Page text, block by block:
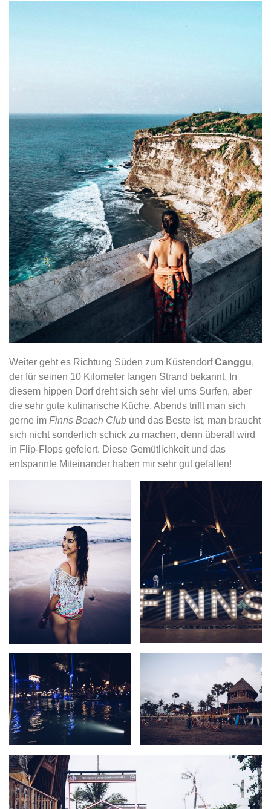
Weiter geht es Richtung Süden zum KüstendorfCanggu,
der für seinen 10 Kilometer langen Strand bekannt. In
diesem hippen Dorf dreht sich sehr viel ums Surfen, aber
die sehr gute kulinarische Küche. Abends trifft man sich
gerne im Finns Beach Club und das Beste ist, man braucht
sich nicht sonderlich schick zu machen, denn überall wird
in Flip-Flops gefeiert. Diese Gemütlichkeit und das
entspannte Miteinander haben mir sehr gut gefallen!